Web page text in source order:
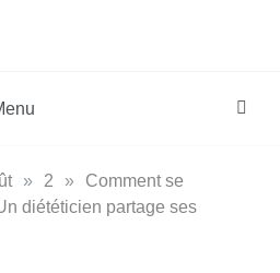
» 2 »
Comment se
diététicien partage ses